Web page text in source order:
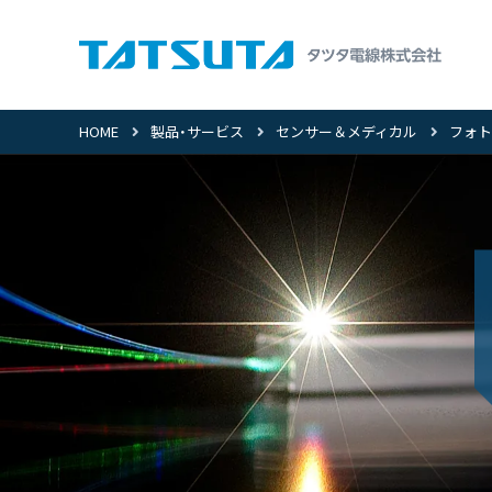
HOME 製品・サービス センサー＆メディカル フォ